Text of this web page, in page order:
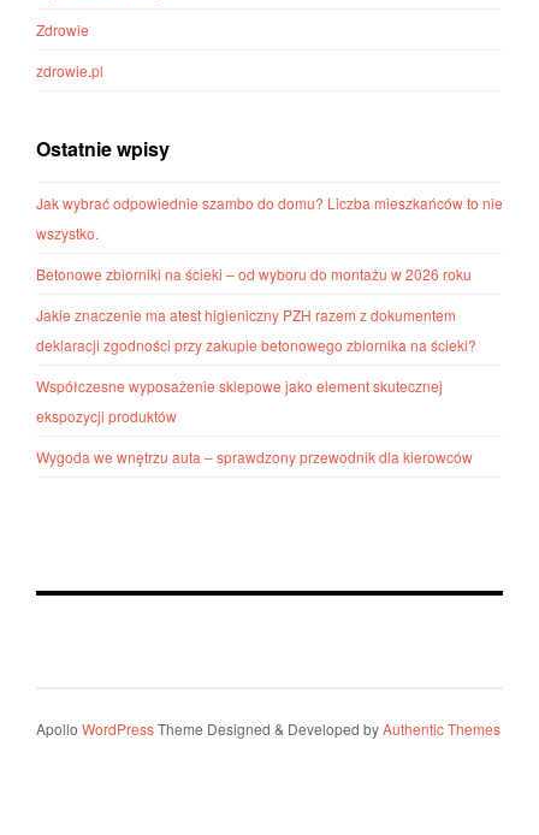
Zdrowie
zdrowie.pl
Ostatnie wpisy
Jak wybrać odpowiednie szambo do domu? Liczba mieszkańców to nie
wszystko.
Betonowe zbiorniki na ścieki – od wyboru do montażu w 2026 roku
Jakie znaczenie ma atest higieniczny PZH razem z dokumentem
deklaracji zgodności przy zakupie betonowego zbiornika na ścieki?
Współczesne wyposażenie sklepowe jako element skutecznej
ekspozycji produktów
Wygoda we wnętrzu auta – sprawdzony przewodnik dla kierowców
Apollo WordPressTheme Designed & Developed byAuthentic Themes